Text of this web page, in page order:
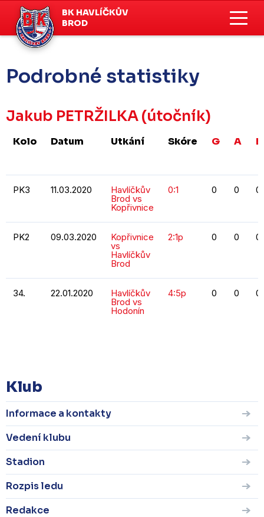
BK HAVLÍČKŮV
BROD
Podrobné statistiky
Jakub PETRŽILKA(útočník)
Kolo Datum Utkání Skóre G A B
PK3 11.03.2020 Havlíčkův
Brod vs
Kopřivnice
0:1 0 0 0
PK2 09.03.2020 Kopřivnice
vs
Havlíčkův
Brod
2:1p 0 0 0
34. 22.01.2020 Havlíčkův
Brod vs
Hodonín
4:5p 0 0 0
Klub
Informace a kontakty
Vedení klubu
Stadion
Rozpis ledu
Redakce